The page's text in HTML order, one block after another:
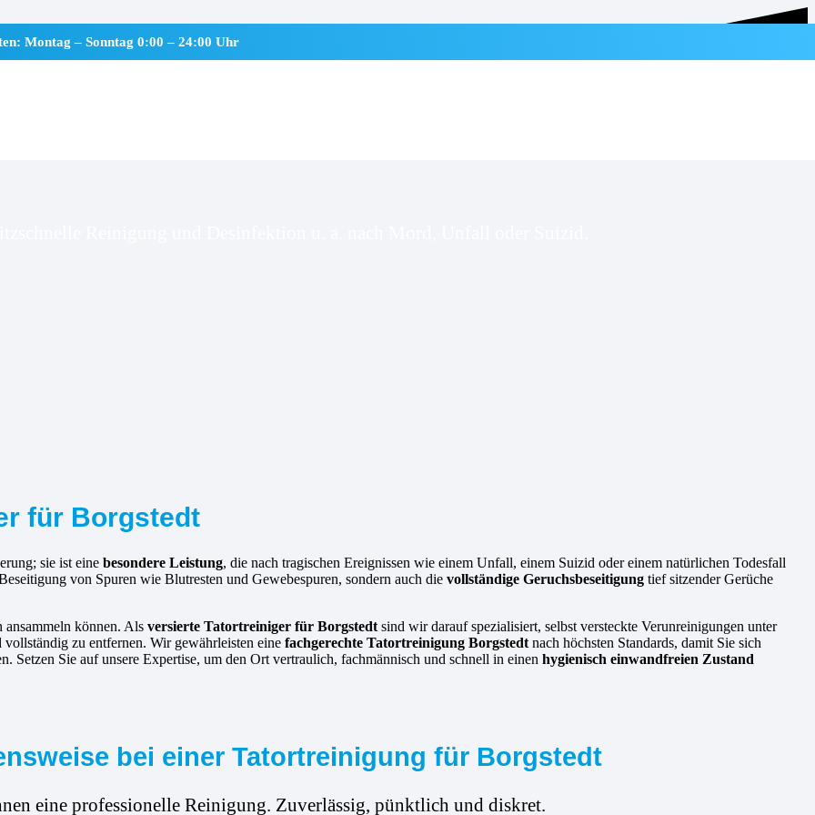
Montag – Sonntag 0:00 – 24:00 Uhr
Reinigung und Desinfektion u. a. nach Mord, Unfall oder Suizid.
für Borgstedt
sie ist eine besondere Leistung, die nach tragischen Ereignissen wie einem Unfall, einem Suizid oder einem natürlichen Todesfall
von Spuren wie Blutresten und Gewebespuren, sondern auch die vollständige Geruchsbeseitigung tief sitzender Gerüche
ansammeln können. Als versierte Tatortreiniger für Borgstedt sind wir darauf spezialisiert, selbst versteckte Verunreinigungen unter
zu entfernen. Wir gewährleisten eine fachgerechte Tatortreinigung Borgstedt nach höchsten Standards, damit Sie sich
Setzen Sie auf unsere Expertise, um den Ort vertraulich, fachmännisch und schnell in einen hygienisch einwandfreien Zustand
bei einer Tatortreinigung für Borgstedt
eine professionelle Reinigung. Zuverlässig, pünktlich und diskret.